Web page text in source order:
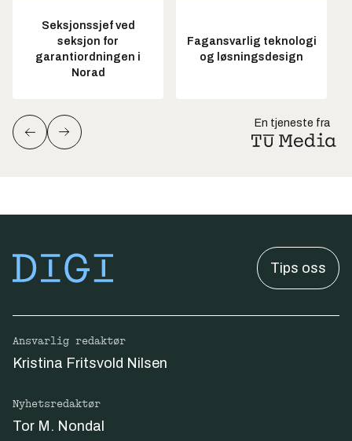
Seksjonssjef ved
seksjon for
garantiordningen i
Norad
Fagansvarlig teknologi
og løsningsdesign
En tjeneste fra
Tips oss
Ansvarlig redaktør
Kristina Fritsvold Nilsen
Nyhetsredaktør
Tor M. Nondal